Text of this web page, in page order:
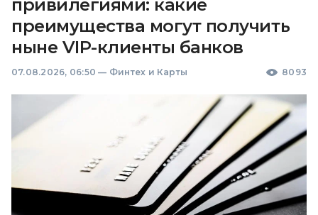
привилегиями: какие
преимущества могут получить
ныне VIP-клиенты банков
07.08.2026, 06:50 — Финтех и Карты 8093